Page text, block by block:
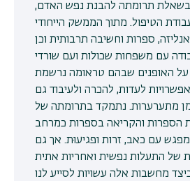
תרומתה להבנת נפש האדם,
הטיפול. מתוך הממשק הייחודי
ספרות וחשיבה תרבותית וכן
עם משפחות שכולות ועם שורדי
האופנים שבהם טראומה נרשמת
לעדות, להכרה ולעיבוד גם
מתערערות. נתמקד בתרומתה של
הספרות והקריאה בספרות כמרחב
עם כאב, זרות ופגיעוּת. אך גם
של התעלות נפשית ואחריות אתית
מחשבות אלה עשויות לסייע לנו